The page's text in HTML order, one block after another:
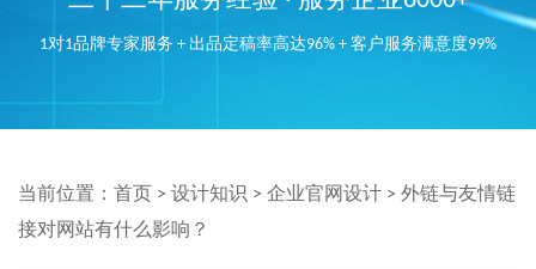
1对1品牌专家服务 + 出品定稿率高达96% + 客户服务满意度99%
当前位置： 首页 > 设计知识 > 企业官网设计 > 外链与友情链
接对网站有什么影响？